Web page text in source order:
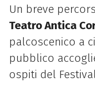
Un breve
Teatro Antica
palcoscenico a
pubblico
ospiti del